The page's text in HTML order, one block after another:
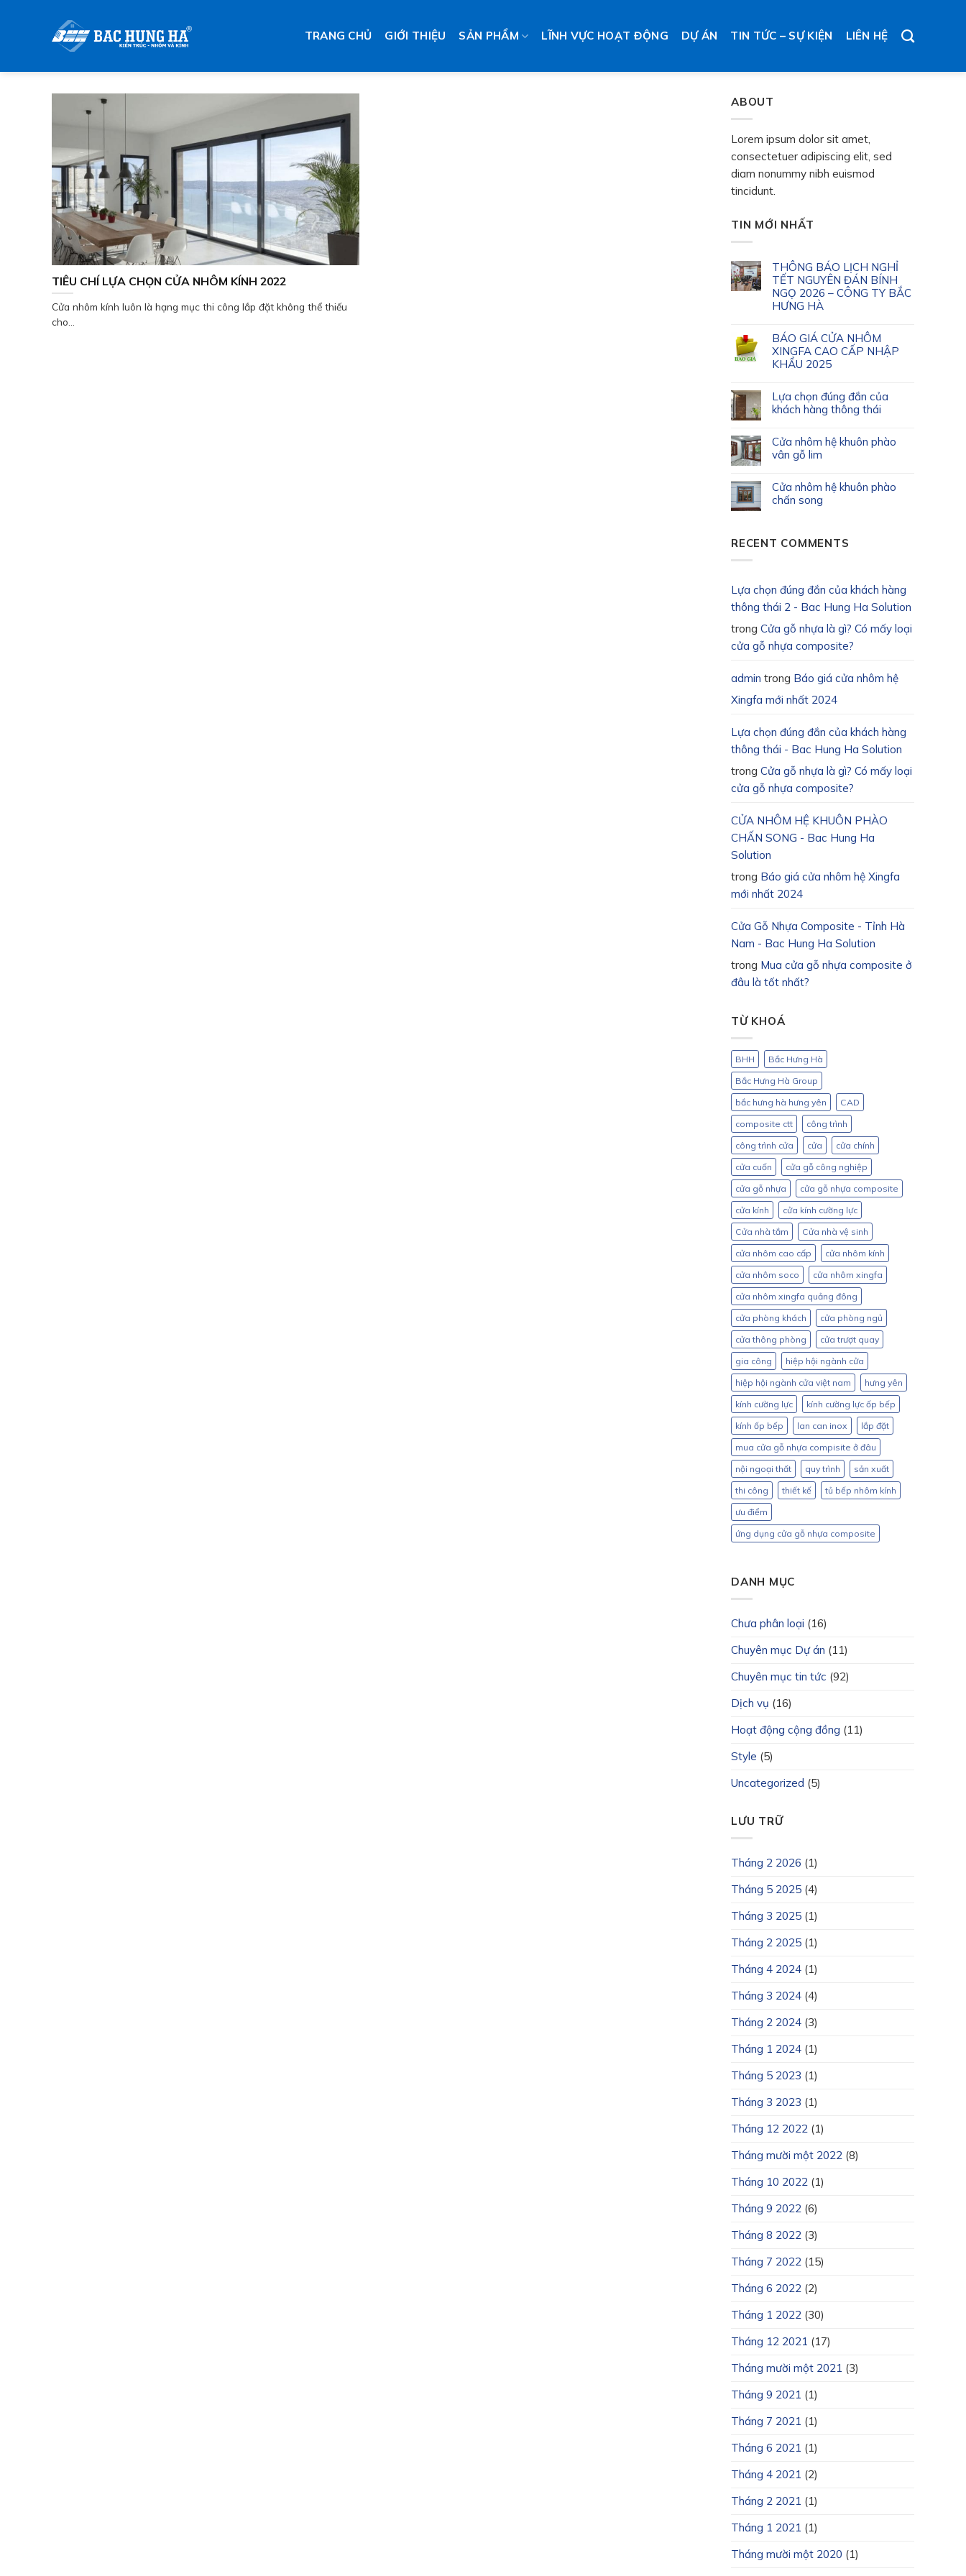
TRANG CHỦ GIỚI THIỆU SẢN PHẨM LĨNH VỰC HOẠT ĐỘNG DỰ ÁN TIN TỨC – SỰ KIỆN LIÊN HỆ
TIÊU CHÍ LỰA CHỌN CỬA NHÔM KÍNH 2022
Cửa nhôm kính luôn là hạng mục thi công lắp đặt không thể thiếu
cho...
ABOUT
Lorem ipsum dolor sit amet,
consectetuer adipiscing elit, sed
diam nonummy nibh euismod
tincidunt.
TIN MỚI NHẤT
THÔNG BÁO LỊCH NGHỈ
TẾT NGUYÊN ĐÁN BÍNH
NGỌ 2026 – CÔNG TY BẮC
HƯNG HÀ
BÁO GIÁ CỬA NHÔM
XINGFA CAO CẤP NHẬP
KHẨU 2025
Lựa chọn đúng đắn của
khách hàng thông thái
Cửa nhôm hệ khuôn phào
vân gỗ lim
Cửa nhôm hệ khuôn phào
chấn song
RECENT COMMENTS
Lựa chọn đúng đắn của khách hàng
thông thái 2 - Bac Hung Ha Solution
trong Cửa gỗ nhựa là gì? Có mấy loại
cửa gỗ nhựa composite?
admin trong Báo giá cửa nhôm hệ
Xingfa mới nhất 2024
Lựa chọn đúng đắn của khách hàng
thông thái - Bac Hung Ha Solution
trong Cửa gỗ nhựa là gì? Có mấy loại
cửa gỗ nhựa composite?
CỬA NHÔM HỆ KHUÔN PHÀO
CHẤN SONG - Bac Hung Ha
Solution
trong Báo giá cửa nhôm hệ Xingfa
mới nhất 2024
Cửa Gỗ Nhựa Composite - Tỉnh Hà
Nam - Bac Hung Ha Solution
trong Mua cửa gỗ nhựa composite ở
đâu là tốt nhất?
TỪ KHOÁ
BHH
Bắc Hưng Hà
Bắc Hưng Hà Group
bắc hưng hà hưng yên
CAD
composite ctt
công trình
công trình cửa
cửa
cửa chính
cửa cuốn
cửa gỗ công nghiệp
cửa gỗ nhựa
cửa gỗ nhựa composite
cửa kính
cửa kính cường lực
Cửa nhà tắm
Cửa nhà vệ sinh
cửa nhôm cao cấp
cửa nhôm kính
cửa nhôm soco
cửa nhôm xingfa
cửa nhôm xingfa quảng đông
cửa phòng khách
cửa phòng ngủ
cửa thông phòng
cửa trượt quay
gia công
hiệp hội ngành cửa
hiệp hội ngành cửa việt nam
hưng yên
kính cường lực
kính cường lực ốp bếp
kính ốp bếp
lan can inox
lắp đặt
mua cửa gỗ nhựa compisite ở đâu
nội ngoại thất
quy trình
sản xuất
thi công
thiết kế
tủ bếp nhôm kính
ưu điểm
ứng dụng cửa gỗ nhựa composite
DANH MỤC
Chưa phân loại (16)
Chuyên mục Dự án (11)
Chuyên mục tin tức (92)
Dịch vụ (16)
Hoạt động cộng đồng (11)
Style (5)
Uncategorized (5)
LƯU TRỮ
Tháng 2 2026 (1)
Tháng 5 2025 (4)
Tháng 3 2025 (1)
Tháng 2 2025 (1)
Tháng 4 2024 (1)
Tháng 3 2024 (4)
Tháng 2 2024 (3)
Tháng 1 2024 (1)
Tháng 5 2023 (1)
Tháng 3 2023 (1)
Tháng 12 2022 (1)
Tháng mười một 2022 (8)
Tháng 10 2022 (1)
Tháng 9 2022 (6)
Tháng 8 2022 (3)
Tháng 7 2022 (15)
Tháng 6 2022 (2)
Tháng 1 2022 (30)
Tháng 12 2021 (17)
Tháng mười một 2021 (3)
Tháng 9 2021 (1)
Tháng 7 2021 (1)
Tháng 6 2021 (1)
Tháng 4 2021 (2)
Tháng 2 2021 (1)
Tháng 1 2021 (1)
Tháng mười một 2020 (1)